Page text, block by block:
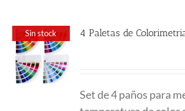
Sin stock 4 Paletas de
Set de 4 paños para